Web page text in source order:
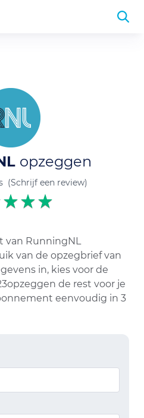
opzeggen
(Schrijf een review)
van RunningNL
van de opzegbrief van
in, kies voor de
de rest voor je
eenvoudig in 3